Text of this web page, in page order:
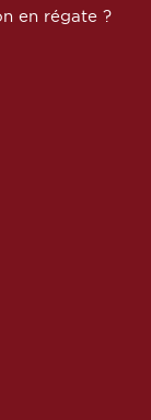
en régate ?